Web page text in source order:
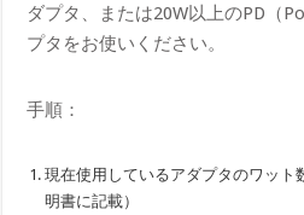
ダプタ、または20W以上のPD（
プタをお使いください。
手順：
現在使用しているアダプタのワット
明書に記載）